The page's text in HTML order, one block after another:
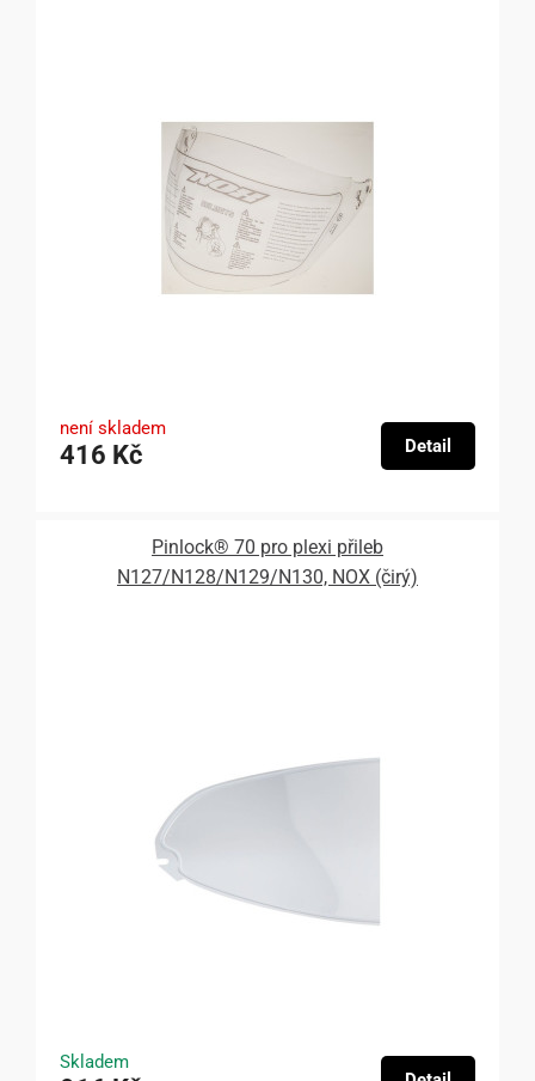
není skladem
416 Kč Detail
Pinlock® 70 pro plexi přileb
N127/N128/N129/N130, NOX (čirý)
Skladem